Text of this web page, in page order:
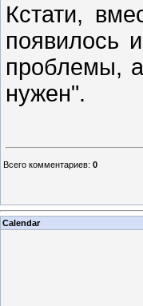
Кстати,
появилось
проблемы,
нужен".
Всего комментариев: 0
Calendar